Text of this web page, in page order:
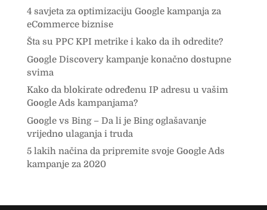
4 savjeta za optimizaciju Google kampanja za
eCommerce biznise
Šta su PPC KPI metrike i kako da ih odredite?
Google Discovery kampanje konačno dostupne
svima
Kako da blokirate određenu IP adresu u vašim
Google Ads kampanjama?
Google vs Bing – Da li je Bing oglašavanje
vrijedno ulaganja i truda
5 lakih načina da pripremite svoje Google Ads
kampanje za 2020